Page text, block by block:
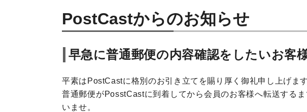
PostCastからのお知らせ
早急に普通郵便の内容確認をしたいお客
平素はPostCastに格別のお引き立てを賜り厚く御礼申し上げます
普通郵便がPosstCastに到着してから会員のお客様へ転送する
いませ。